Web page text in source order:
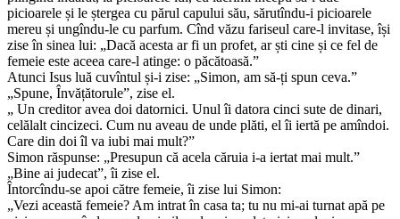
picioarele și le ștergea cu părul capului său, sărutîndu-i picioarele
mereu și ungîndu-le cu parfum. Cînd văzu fariseul care-l invitase, își
zise în sinea lui: „Dacă acesta ar fi un profet, ar ști cine și ce fel de
femeie este aceea care-l atinge: o păcătoasă.”
Atunci Isus luă cuvîntul și-i zise: „Simon, am să-ți spun ceva.”
„Spune, Învățătorule”, zise el.
„ Un creditor avea doi datornici. Unul îi datora cinci sute de dinari,
celălalt cincizeci. Cum nu aveau de unde plăti, el îi iertă pe amîndoi.
Care din doi îl va iubi mai mult?”
Simon răspunse: „Presupun că acela căruia i-a iertat mai mult.”
„Bine ai judecat”, îi zise el.
Întorcîndu-se apoi către femeie, îi zise lui Simon:
„Vezi această femeie? Am intrat în casa ta; tu nu mi-ai turnat apă pe